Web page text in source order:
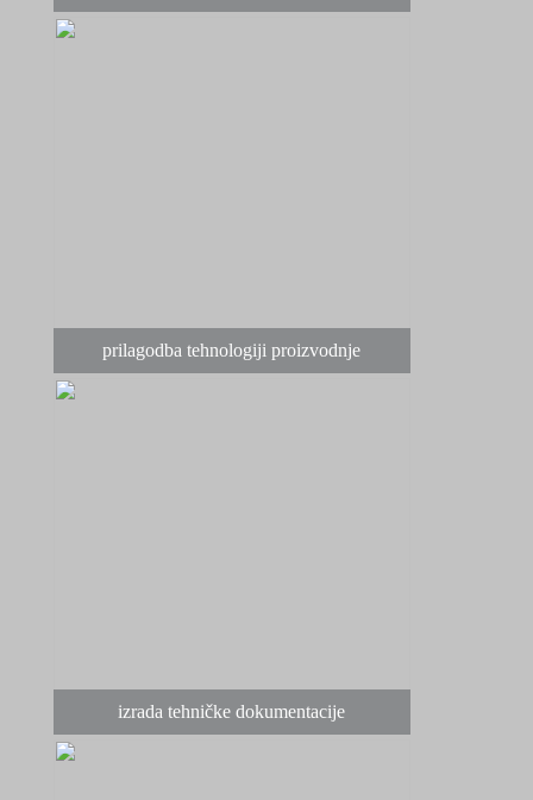
prilagodba tehnologiji proizvodnje
izrada tehničke dokumentacije